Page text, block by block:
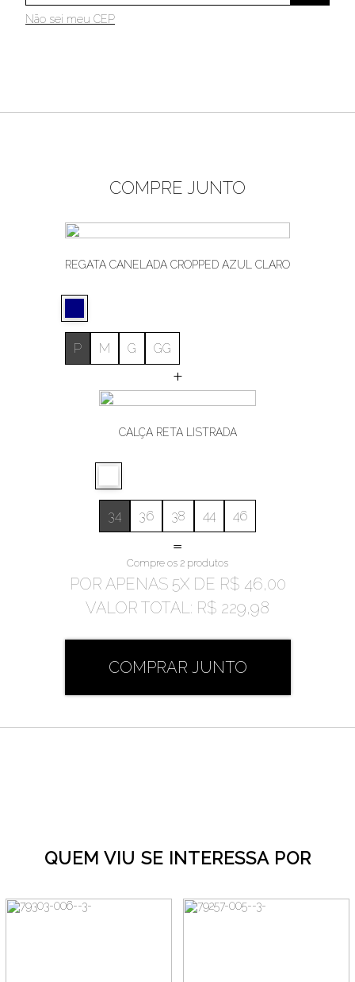
Não sei meu CEP
COMPRE JUNTO
REGATA CANELADA CROPPED AZUL CLARO
P M G GG
+
CALÇA RETA LISTRADA
34 36 38 44 46
=
Compre os 2 produtos
POR APENAS 5X DE R$ 46,00
VALOR TOTAL: R$ 229,98
COMPRAR JUNTO
QUEM VIU SE INTERESSA POR